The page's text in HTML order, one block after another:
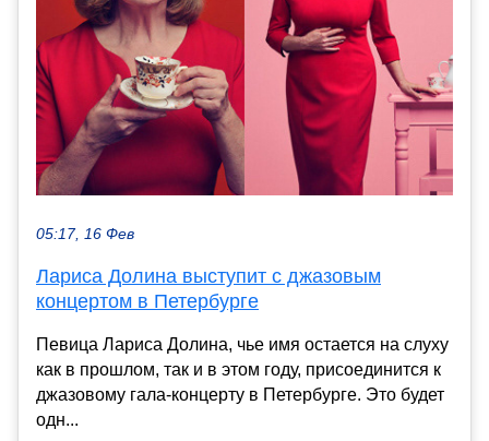
05:17, 16 Фев
Лариса Долина выступит с джазовым
концертом в Петербурге
Певица Лариса Долина, чье имя остается на слуху
как в прошлом, так и в этом году, присоединится к
джазовому гала-концерту в Петербурге. Это будет
одн...